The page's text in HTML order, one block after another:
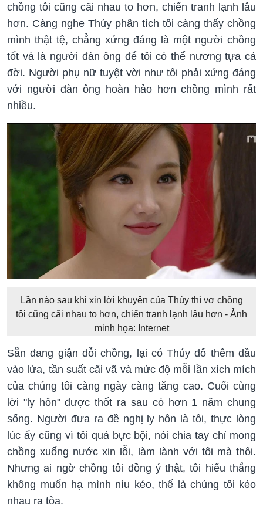
chồng tôi cũng cãi nhau to hơn, chiến tranh lạnh lâu
hơn. Càng nghe Thúy phân tích tôi càng thấy chồng
mình thật tệ, chẳng xứng đáng là một người chồng
tốt và là người đàn ông để tôi có thể nương tựa cả
đời. Người phụ nữ tuyệt vời như tôi phải xứng đáng
với người đàn ông hoàn hảo hơn chồng mình rất
nhiều.
Lần nào sau khi xin lời khuyên của Thúy thì vợ chồng
tôi cũng cãi nhau to hơn, chiến tranh lạnh lâu hơn - Ảnh
minh họa: Internet
Sẵn đang giận dỗi chồng, lại có Thúy đổ thêm dầu
vào lửa, tần suất cãi vã và mức độ mỗi lần xích mích
của chúng tôi càng ngày càng tăng cao. Cuối cùng
lời "ly hôn" được thốt ra sau có hơn 1 năm chung
sống. Người đưa ra đề nghị ly hôn là tôi, thực lòng
lúc ấy cũng vì tôi quá bực bội, nói chia tay chỉ mong
chồng xuống nước xin lỗi, làm lành với tôi mà thôi.
Nhưng ai ngờ chồng tôi đồng ý thật, tôi hiếu thắng
không muốn hạ mình níu kéo, thế là chúng tôi kéo
nhau ra tòa.